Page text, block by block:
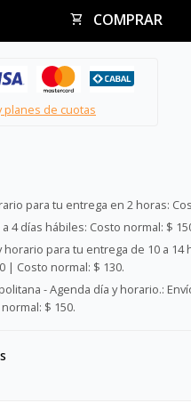
COMPRAR
planes de cuotas
para tu entrega en 2 horas:
4 días hábiles: Costo normal: $
para tu entrega de 10 a 14
| Costo normal: $ 130.
- Agenda día y horario.:
$ 150.